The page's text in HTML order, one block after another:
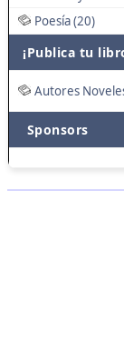
Poesía (20)
¡Publica tu
Autores
Sponsors